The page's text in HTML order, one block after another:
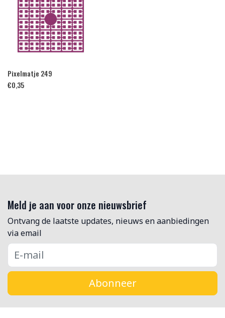
Pixelmatje 249
€0,35
Meld je aan voor onze nieuwsbrief
Ontvang de laatste updates, nieuws en aanbiedingen
via email
Abonneer